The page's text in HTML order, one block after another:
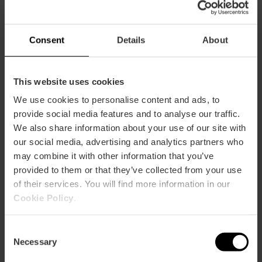
Consent Details About
This website uses cookies
We use cookies to personalise content and ads, to
provide social media features and to analyse our traffic.
We also share information about your use of our site with
our social media, advertising and analytics partners who
may combine it with other information that you’ve
provided to them or that they’ve collected from your use
of their services. You will find more information in our
Cookie Policy
Selection
Necessary
m2:101
Audit:48
ZEUS
m2:308
Audit:300
School:200
200
Cocktail:300
BACO
m2:153
Audit:70
Banquet:60
80